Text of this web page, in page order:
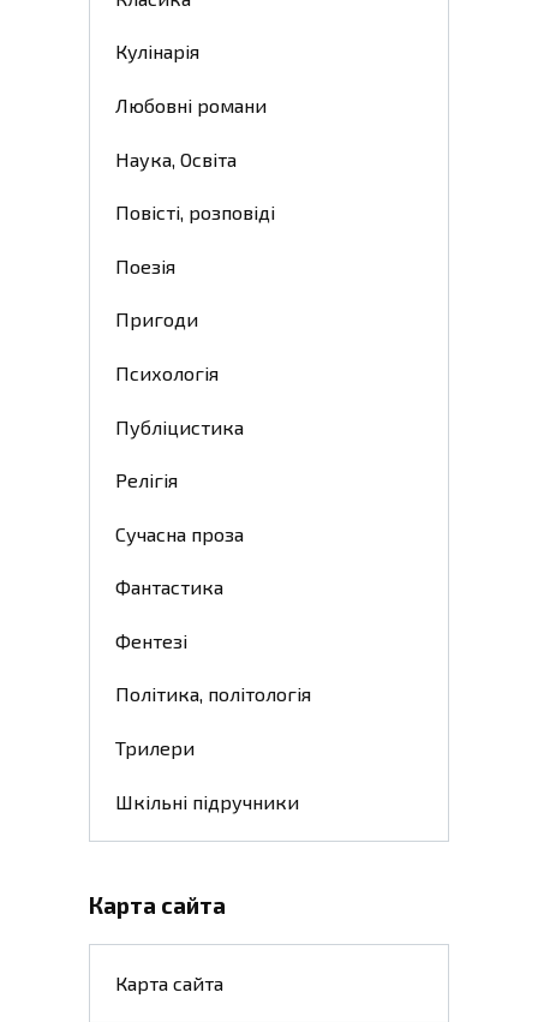
Кулінарія
Любовні романи
Наука, Освіта
Повісті, розповіді
Поезія
Пригоди
Психологія
Публіцистика
Релігія
Сучасна проза
Фантастика
Фентезі
Політика, політологія
Трилери
Шкільні підручники
Карта сайта
Карта сайта